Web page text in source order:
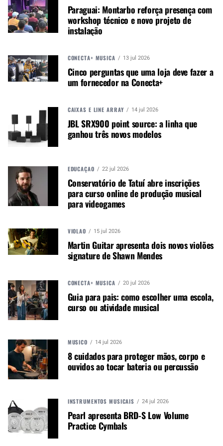
Com essas novidades, o Deezer Next consolida-
se como uma das principais vitrines para artistas
emergentes, conectando seguidores e novos
talentos por meio de curadoria segmentada e
Autor:Redação M&M
publicação empenhada em
promover e divulgar o mercado e
negócios para o music business,
indústria de áudio profissional,
musicais. Nós amamos o que
fazemos.
Noticias que ajudam seu trabalho com a música.
Acesse o Canal de WhatsApp
TÓPICOS RELACIONADOS: DEEZER DEEZER NEXT
PRÓXIMO
HQ Music é premiada como Agência de Serviços e
Estratégias Digitais
Paraguai: Montarbo reforça presença com
workshop técnico e novo projeto de
instalação
CONECTA+ MÚSICA 13 jul 2026
Cinco perguntas que uma loja deve fazer a
um fornecedor na Conecta+
CAIXAS E LINE ARRAY 14 jul 2026
JBL SRX900 point source: a linha que
ganhou três novos modelos
EDUCAÇÃO 22 jul 2026
Conservatório de Tatuí abre inscrições
para curso online de produção musical
para videogames
VIOLÃO 15 jul 2026
Martin Guitar apresenta dois novos violões
signature de Shawn Mendes
CONECTA+ MÚSICA 20 jul 2026
Guia para pais: como escolher uma escola,
curso ou atividade musical
MÚSICO 14 jul 2026
8 cuidados para proteger mãos, corpo e
ouvidos ao tocar bateria ou percussão
INSTRUMENTOS MUSICAIS 24 jul 2026
Pearl apresenta BRD-S Low Volume
Practice Cymbals